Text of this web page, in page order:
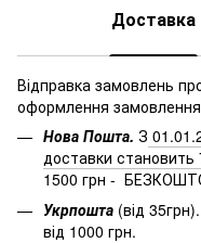
Доставка
Відправка замовлень
оформлення замовлення
Нова Пошта. З
доставки становить
1500 грн -
Укрпошта (від
від 1000 грн.